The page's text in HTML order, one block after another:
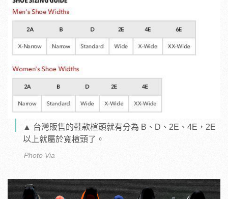
▲ 台灣販售的鞋款楦頭就有分為 B、D、2E、4E，2E
以上就屬於寬楦頭了。
Photo Via